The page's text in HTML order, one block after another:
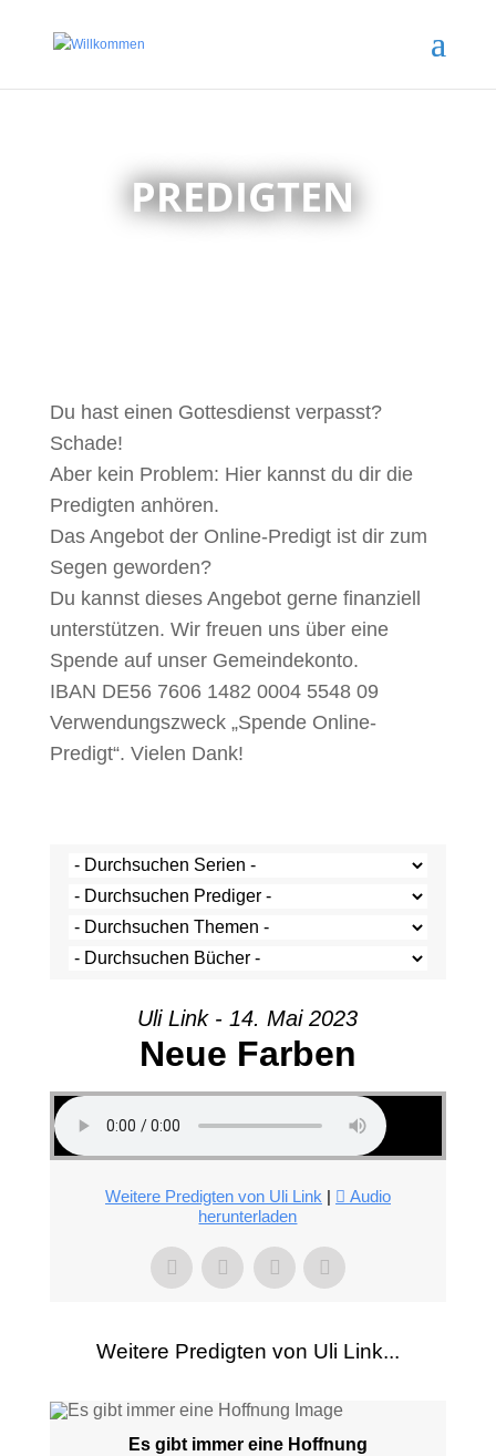
PREDIGTEN
Du hast einen Gottesdienst verpasst?
Schade!
Aber kein Problem: Hier kannst du dir die
Predigten anhören.
Das Angebot der Online-Predigt ist dir zum
Segen geworden?
Du kannst dieses Angebot gerne finanziell
unterstützen. Wir freuen uns über eine
Spende auf unser Gemeindekonto.
IBAN DE56 7606 1482 0004 5548 09
Verwendungszweck „Spende Online-
Predigt“. Vielen Dank!
Uli Link - 14. Mai 2023
Neue Farben
Weitere Predigten von Uli Link |
Audio
herunterladen
Weitere Predigten von Uli Link...
Es gibt immer eine Hoffnung